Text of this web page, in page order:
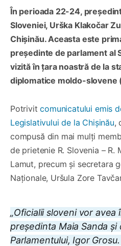
În perioada 22-24,
Sloveniei, Urška Klakočar
Chișinău. Aceasta este
președinte de parlament al
vizită în țara noastră de la
diplomatice moldo-slovene
Potrivitcomunicatului emis
Legislativului de la Chișinău,
compusă din mai mulți
de prietenie R. Slovenia – R.
Lamut, precum și secretara
Naționale, Uršula Zore
„Oficialii sloveni vor
președinta Maia Sanda
Parlamentului, Igor